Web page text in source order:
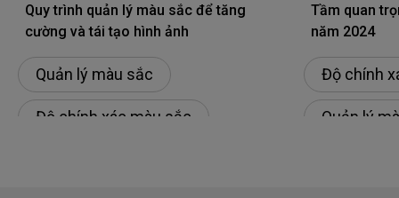
Quy trình quản lý màu sắc để tăng
cường và tái tạo hình ảnh
Quản lý màu sắc
Độ chính xác màu sắc
Tầm quan
năm 2024
Độ chính
Quản lý